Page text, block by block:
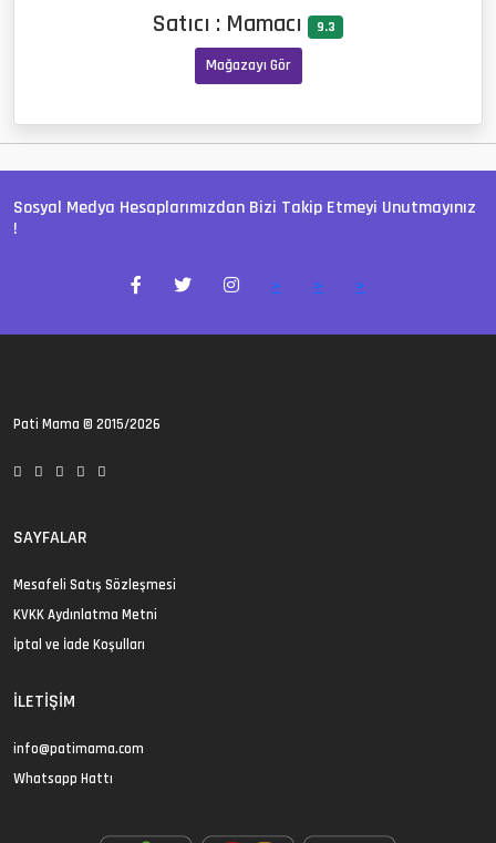
Satıcı : Mamacı 9.3
Mağazayı Gör
Sosyal Medya Hesaplarımızdan Bizi Takip Etmeyi Unutmayınız
!
> > >
Pati Mama © 2015/2026
SAYFALAR
Mesafeli Satış Sözleşmesi
KVKK Aydınlatma Metni
İptal ve İade Koşulları
İLETIŞIM
info@patimama.com
Whatsapp Hattı